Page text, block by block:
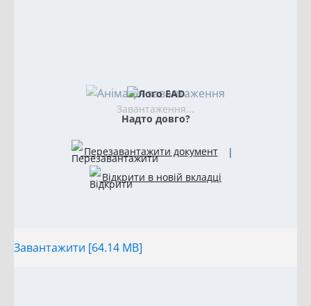
Завантаження...
Надто довго?
Перезавантажити документ
|
Відкрити в новій вкладці
Завантажити [64.14 MB]